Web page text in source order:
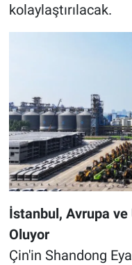
kolaylaştırılacak.
İstanbul, Avrupa ve
Oluyor
Çin'in Shandong